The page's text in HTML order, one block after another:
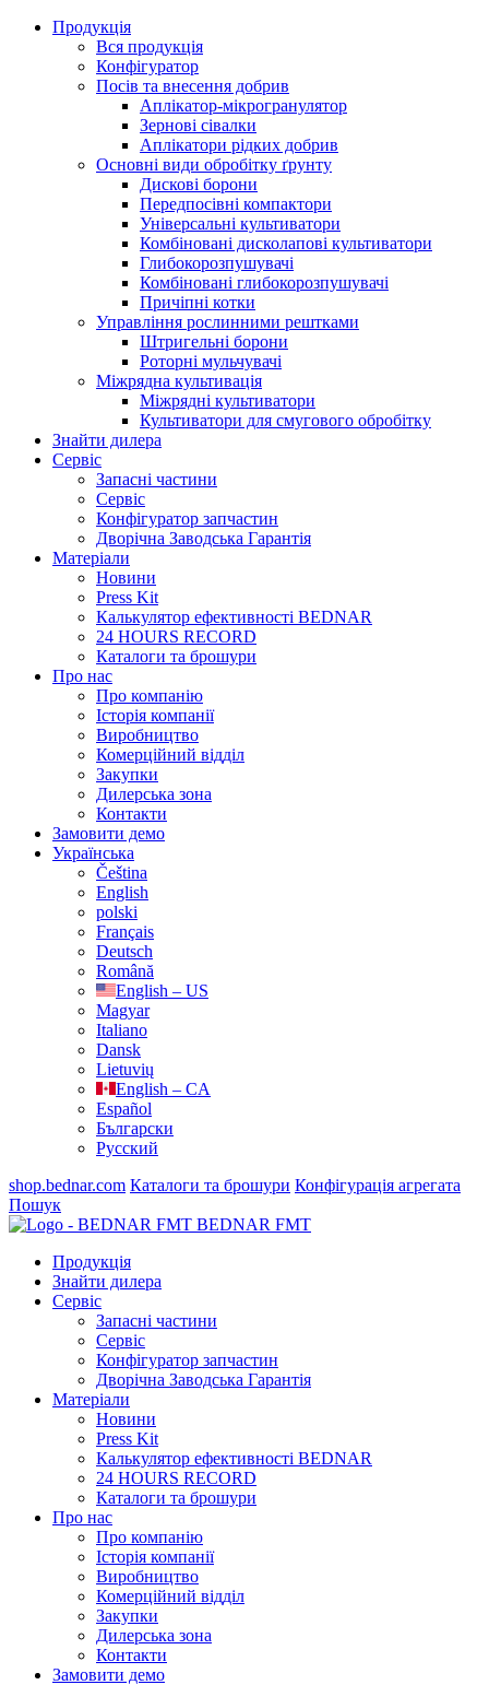
Продукція
Вся продукція
Конфігуратор
Посів та внесення добрив
Аплікатор-мікрогранулятор
Зернові сівалки
Аплікатори рідких добрив
Oсновні види обробітку ґрунту
Дискові борони
Передпосівні компактори
Універсальні культиватори
Комбіновані дисколапові культиватори
Глибокорозпушувачі
Комбіновані глибокорозпушувачі
Причіпні котки
Управління рослинними рештками
Штригельні борони
Pоторні мульчувачі
Міжрядна культивація
Міжрядні культиватори
Культиватори для смугового обробітку
Знайти дилера
Сервіс
Запасні частини
Сервіс
Конфігуратор запчастин
Дворічна Заводська Гарантія
Матеріали
Новини
Press Kit
Калькулятор ефективності BEDNAR
24 HOURS RECORD
Каталоги та брошури
Про нас
Про компанію
Історія компанії
Виробництво
Комерційний відділ
Закупки
Дилерська зона
Контакти
Замовити демо
Українська
Čeština
English
polski
Français
Deutsch
Română
English – US
Magyar
Italiano
Dansk
Lietuvių
English – CA
Español
Български
Русский
shop.bednar.com Каталоги та брошури Конфігурація агрегата
Пошук
BEDNAR FMT
Продукція
Знайти дилера
Сервіс
Запасні частини
Сервіс
Конфігуратор запчастин
Дворічна Заводська Гарантія
Матеріали
Новини
Press Kit
Калькулятор ефективності BEDNAR
24 HOURS RECORD
Каталоги та брошури
Про нас
Про компанію
Історія компанії
Виробництво
Комерційний відділ
Закупки
Дилерська зона
Контакти
Замовити демо